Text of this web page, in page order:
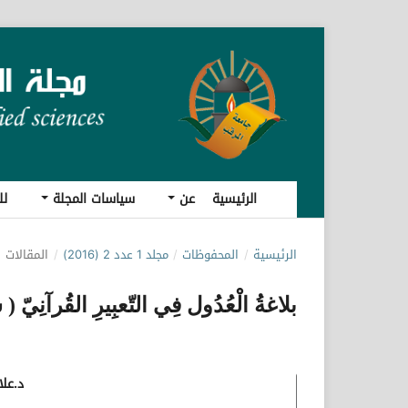
الرئيسية عن سياسات المجلة
الرئيسية / المحفوظات / مجلد 1 عدد 2 (2016) / المقالات
بلاغةُ الْعُدُول فِي التّعبِيرِ